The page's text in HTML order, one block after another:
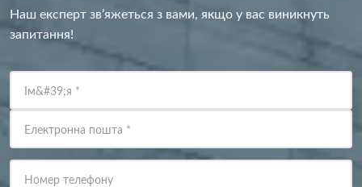
Наш експерт зв’яжеться з вами, якщо у вас виникнуть
запитання!
Ім&#39;я *
Електронна пошта *
Номер телефону